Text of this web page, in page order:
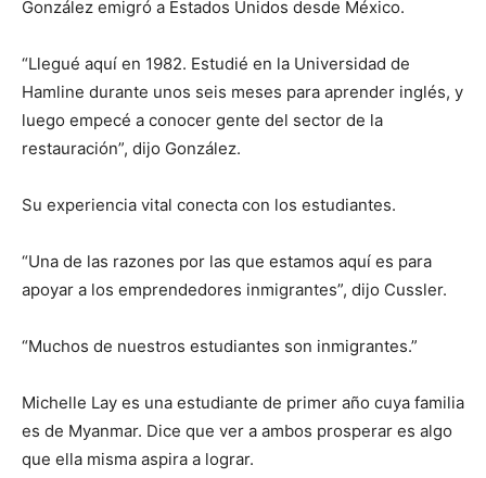
González emigró a Estados Unidos desde México.
“Llegué aquí en 1982. Estudié en la Universidad de
Hamline durante unos seis meses para aprender inglés, y
luego empecé a conocer gente del sector de la
restauración”, dijo González.
Su experiencia vital conecta con los estudiantes.
“Una de las razones por las que estamos aquí es para
apoyar a los emprendedores inmigrantes”, dijo Cussler.
“Muchos de nuestros estudiantes son inmigrantes.”
Michelle Lay es una estudiante de primer año cuya familia
es de Myanmar. Dice que ver a ambos prosperar es algo
que ella misma aspira a lograr.